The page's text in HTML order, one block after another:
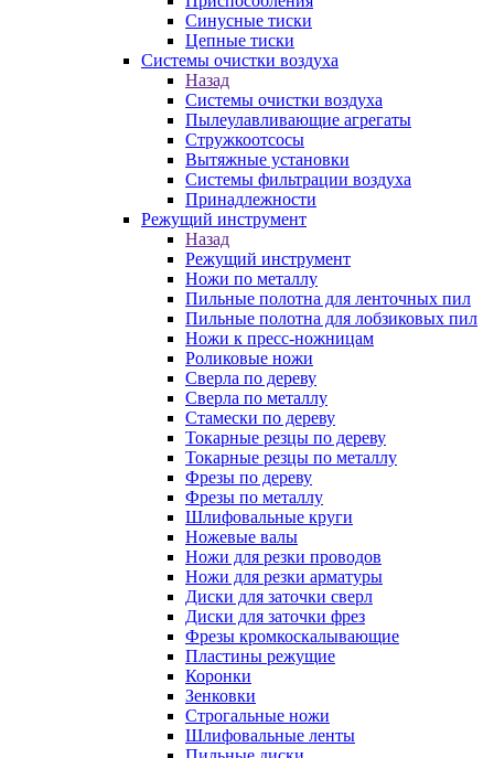
Синусные тиски
Цепные тиски
Системы очистки воздуха
Назад
Системы очистки воздуха
Пылеулавливающие агрегаты
Стружкоотсосы
Вытяжные установки
Системы фильтрации воздуха
Принадлежности
Режущий инструмент
Назад
Режущий инструмент
Ножи по металлу
Пильные полотна для ленточных пил
Пильные полотна для лобзиковых пил
Ножи к пресс-ножницам
Роликовые ножи
Сверла по дереву
Сверла по металлу
Стамески по дереву
Токарные резцы по дереву
Токарные резцы по металлу
Фрезы по дереву
Фрезы по металлу
Шлифовальные круги
Ножевые валы
Ножи для резки проводов
Ножи для резки арматуры
Диски для заточки сверл
Диски для заточки фрез
Фрезы кромкоскалывающие
Пластины режущие
Коронки
Зенковки
Строгальные ножи
Шлифовальные ленты